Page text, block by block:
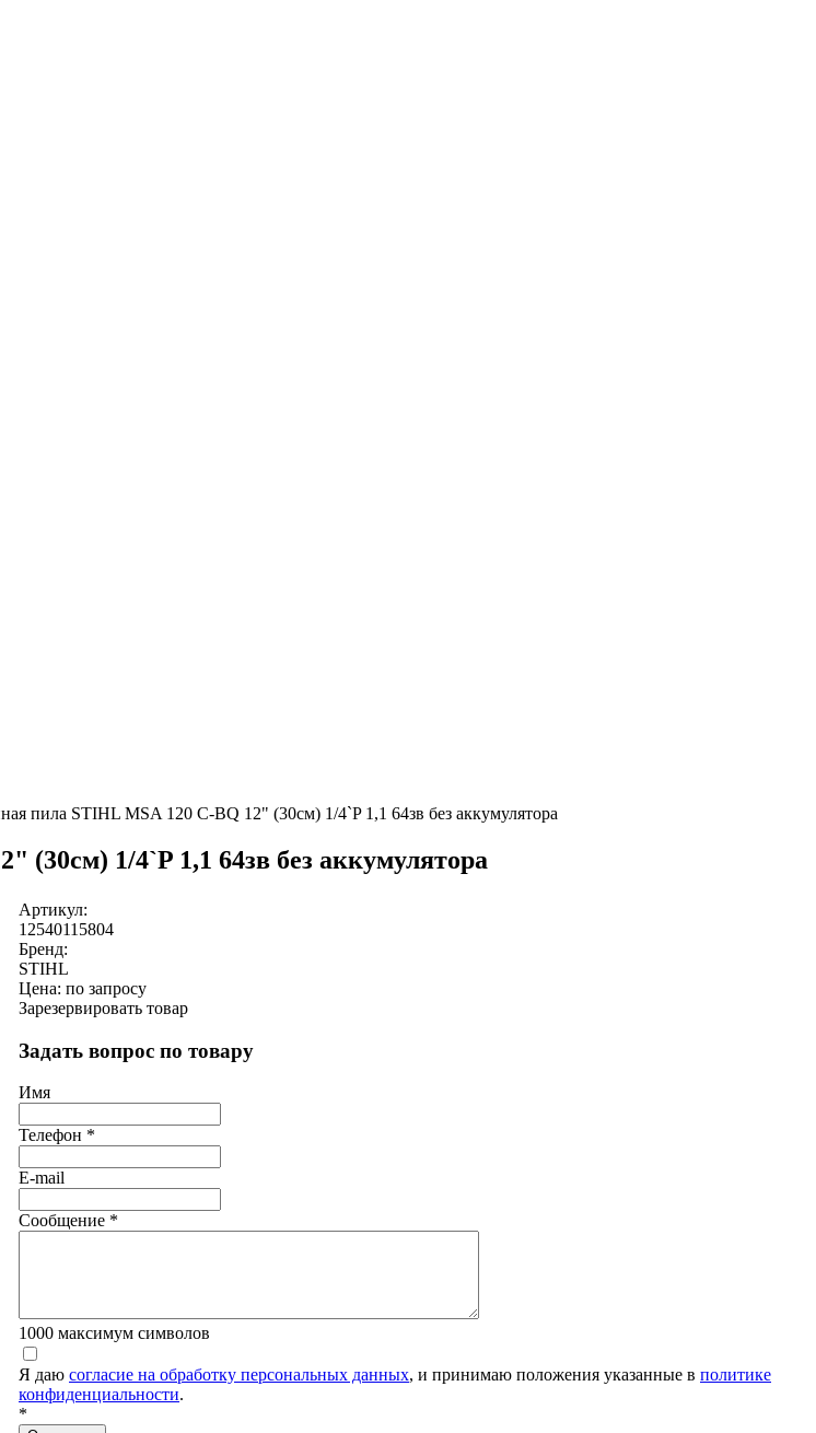
пила STIHL MSA 120 C-BQ 12" (30см) 1/4`P 1,1 64зв без аккумулятора
(30см) 1/4`P 1,1 64зв без аккумулятора
Артикул:
12540115804
Бренд:
STIHL
Цена: по запросу
Зарезервировать товар
Задать вопрос по товару
Имя
Телефон *
E-mail
Сообщение *
1000 максимум символов
Я даю согласие на обработку персональных данных, и принимаю положения указанные в политике
конфиденциальности.
*